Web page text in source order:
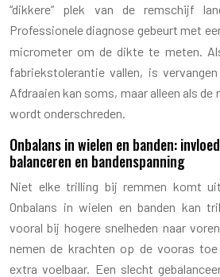
“dikkere” plek van de remschijf
Professionele diagnose gebeurt met
micrometer om de dikte te meten.
fabriekstolerantie vallen, is
Afdraaien kan soms, maar alleen als
wordt onderschreden.
Onbalans in wielen en banden:
balanceren en bandenspanning
Niet elke trilling bij remmen komt
Onbalans in wielen en banden kan
vooral bij hogere snelheden naar
nemen de krachten op de vooras
extra voelbaar. Een slecht